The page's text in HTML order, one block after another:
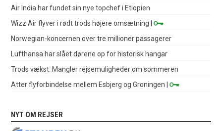
Air India har fundet sin nye topchef i Etiopien
Wizz Air flyver i rødt trods højere omsætning |
Norwegian-koncernen over tre millioner passagerer
Lufthansa har slået dørene op for historisk hangar
Trods vækst: Mangler rejsemuligheder om sommeren
Atter flyforbindelse mellem Esbjerg og Groningen |
NYT OM REJSER